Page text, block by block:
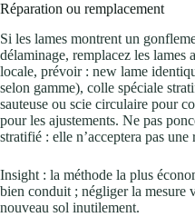
Réparation ou remplacement
Si les lames montrent un
délaminage, remplacez les lames
locale, prévoir : new lame
selon gamme), colle spéciale
sauteuse ou scie circulaire pour
pour les ajustements. Ne pas
stratifié : elle n’acceptera pas une
Insight : la méthode la plus
bien conduit ; négliger la mesure
nouveau sol inutilement.